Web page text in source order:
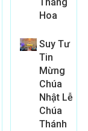
Tháng
Hoa
Suy Tư
Tin
Mừng
Chúa
Nhật Lễ
Chúa
Thánh